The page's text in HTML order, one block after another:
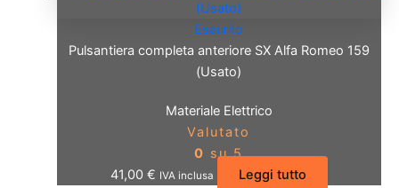
Esaurito
Pulsantiera completa anteriore SX Alfa Romeo 159
(Usato)
Materiale Elettrico
Valutato
0 su 5
41,00 € IVA inclusa Leggi tutto